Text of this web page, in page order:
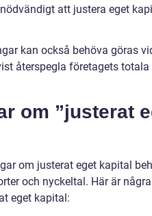
att justera eget
kan också behöva göras
återspegla företagets totala
om ”justerat
om justerat eget kapital
och nyckeltal. Här är
eget kapital: